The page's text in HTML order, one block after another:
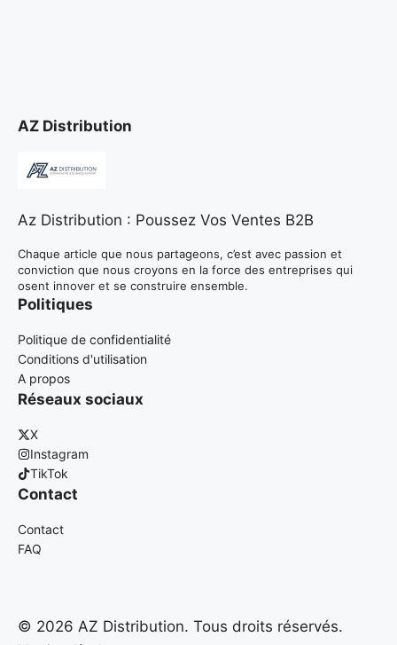
AZ Distribution
Az Distribution : Poussez Vos Ventes B2B
Chaque article que nous partageons, c’est avec passion et
conviction que nous croyons en la force des entreprises qui
osent innover et se construire ensemble.
Politiques
Politique de confidentialité
Conditions d'utilisation
A propos
Réseaux sociaux
X
Instagram
TikTok
Contact
Contact
FAQ
© 2026 AZ Distribution. Tous droits réservés.